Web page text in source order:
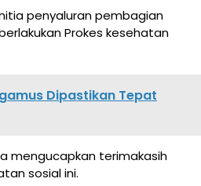
penyaluran pembagian
Prokes kesehatan
Dipastikan Tepat
mengucapkan terimakasih
sosial ini.